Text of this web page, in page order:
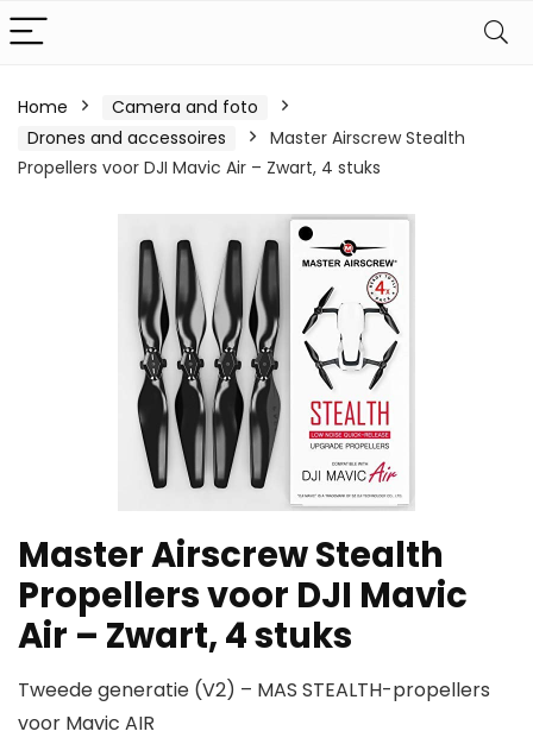
Home
Camera and foto
Drones and accessoires
Master Airscrew Stealth
Propellers voor DJI Mavic Air – Zwart, 4 stuks
Master Airscrew Stealth
Propellers voor DJI Mavic
Air – Zwart, 4 stuks
Tweede generatie (V2) – MAS STEALTH-propellers
voor Mavic AIR